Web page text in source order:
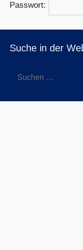
Passwort:
Suche in der